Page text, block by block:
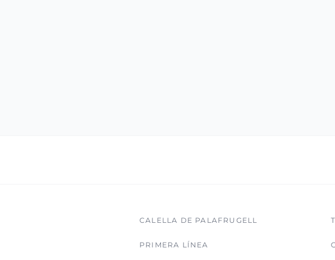
CALELLA DE PALAFRUGELL
PRIMERA LÍNEA